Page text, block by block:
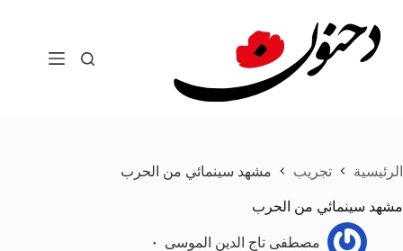
المحتوى
الرئيسية تجريب مشهد سينمائي من الحرب
مشهد سينمائي من الحرب
مصطفى تاج الدين الموسى